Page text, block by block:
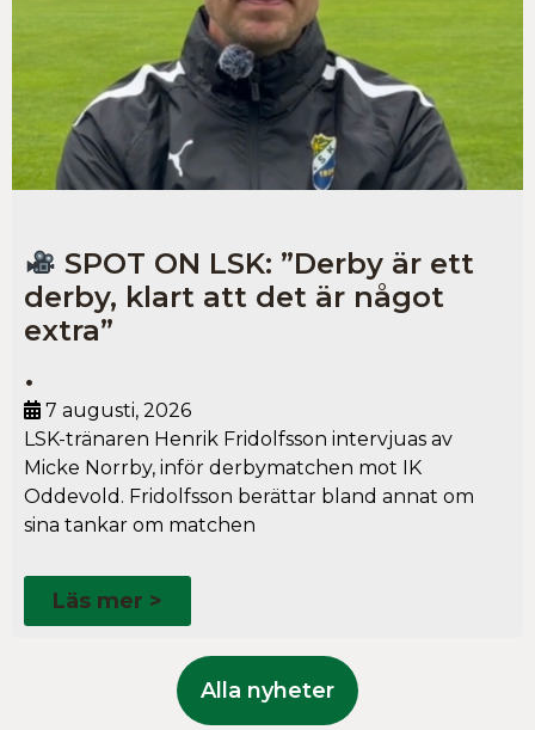
SPOT ON LSK: ”Derby är ett
derby, klart att det är något
extra”
•
7 augusti, 2026
LSK-tränaren Henrik Fridolfsson intervjuas av
Micke Norrby, inför derbymatchen mot IK
Oddevold. Fridolfsson berättar bland annat om
sina tankar om matchen
Läs mer >
Alla nyheter